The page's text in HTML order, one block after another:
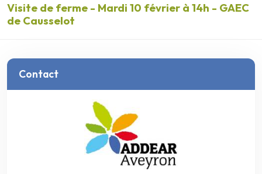
Visite de ferme - Mardi 10 février à 14h - GAEC
de Causselot
Contact